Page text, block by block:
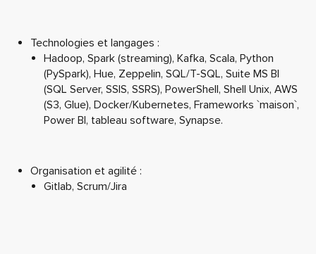
Technologies et langages :
Hadoop, Spark (streaming), Kafka, Scala, Python
(PySpark), Hue, Zeppelin, SQL/T-SQL, Suite MS BI
(SQL Server, SSIS, SSRS), PowerShell, Shell Unix, AWS
(S3, Glue), Docker/Kubernetes, Frameworks `maison`,
Power BI, tableau software, Synapse.
Organisation et agilité :
Gitlab, Scrum/Jira